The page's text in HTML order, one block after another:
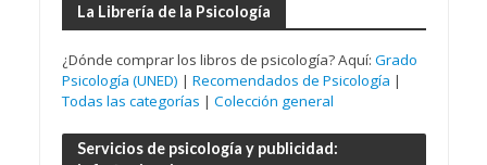
La Librería de la Psicología
¿Dónde comprar los libros de psicología? Aquí: Grado
Psicología (UNED) | Recomendados de Psicología |
Todas las categorías | Colección general
Servicios de psicología y publicidad: